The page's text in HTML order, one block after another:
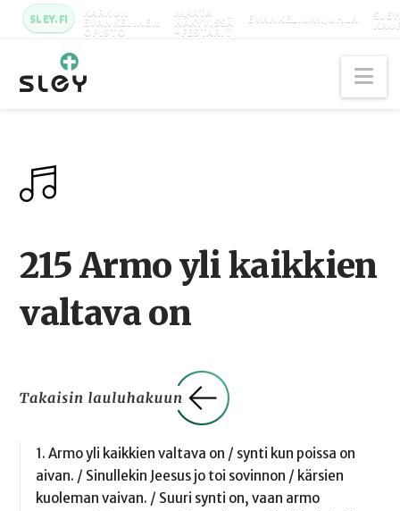
SLEY.FI KARKUN
EVANKELINEN
OPISTO
MAATA
NÄKYVISSÄ
-FESTARIT
EVANKELIUMIJUHLA
215 Armo yli kaikkien
valtava on
1. Armo yli kaikkien valtava on / synti kun poissa on
aivan. / Sinullekin Jeesus jo toi sovinnon / kärsien
kuoleman vaivan. / Suuri synti on, vaan armo